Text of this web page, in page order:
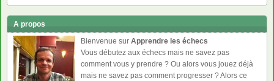
A propos
Bienvenue sur Apprendre les échecs
Vous débutez aux échecs mais ne savez pas
comment vous y prendre ? Ou alors vous jouez déjà
mais ne savez pas comment progresser ? Alors ce